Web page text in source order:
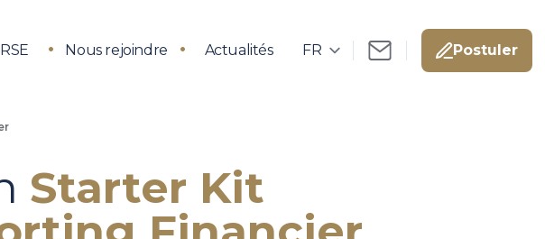
Nous rejoindre Actualités Postuler
Starter Kit